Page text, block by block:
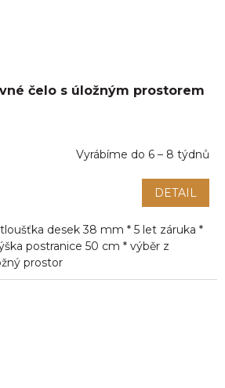
čelo s úložným prostorem
Vyrábíme do 6 – 8 týdnů
DETAIL
desek 38 mm * 5 let záruka *
postranice 50 cm * výběr z
prostor